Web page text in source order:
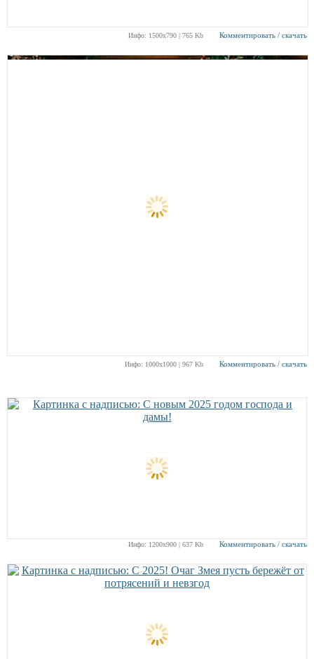
Инфо: 1500х790 | 765 Kb Комментировать / скачать
Инфо: 1000х1000 | 967 Kb Комментировать / скачать
Инфо: 1200х900 | 637 Kb Комментировать / скачать